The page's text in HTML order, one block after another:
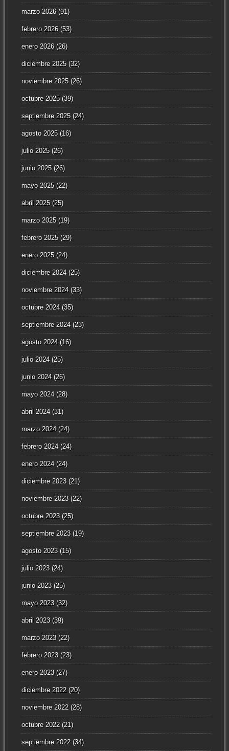
marzo 2026(91)
febrero 2026(53)
enero 2026(26)
diciembre 2025(32)
noviembre 2025(26)
octubre 2025(39)
septiembre 2025(24)
agosto 2025(16)
julio 2025(26)
junio 2025(26)
mayo 2025(22)
abril 2025(25)
marzo 2025(19)
febrero 2025(29)
enero 2025(24)
diciembre 2024(25)
noviembre 2024(33)
octubre 2024(35)
septiembre 2024(23)
agosto 2024(16)
julio 2024(25)
junio 2024(26)
mayo 2024(28)
abril 2024(31)
marzo 2024(24)
febrero 2024(24)
enero 2024(24)
diciembre 2023(21)
noviembre 2023(22)
octubre 2023(25)
septiembre 2023(19)
agosto 2023(15)
julio 2023(24)
junio 2023(25)
mayo 2023(32)
abril 2023(39)
marzo 2023(22)
febrero 2023(23)
enero 2023(27)
diciembre 2022(20)
noviembre 2022(28)
octubre 2022(21)
septiembre 2022(34)